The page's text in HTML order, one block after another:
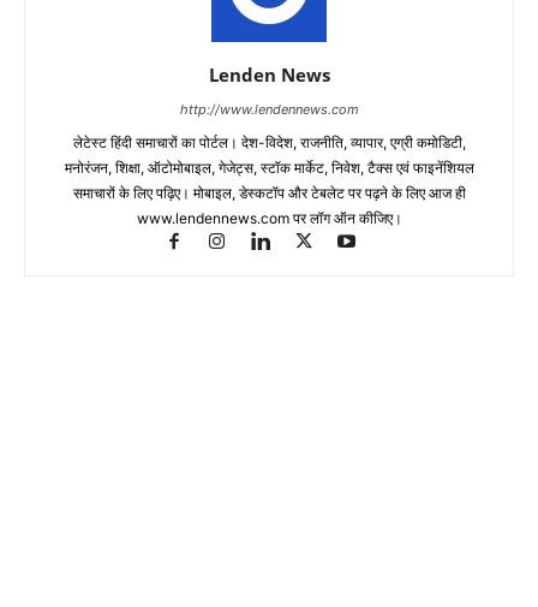
Lenden News
http://www.lendennews.com
लेटेस्ट हिंदी समाचारों का पोर्टल। देश-विदेश, राजनीति, व्यापार, एग्री कमोडिटी,
मनोरंजन, शिक्षा, ऑटोमोबाइल, गेजेट्स, स्टॉक मार्केट, निवेश, टैक्स एवं फाइनेंशियल
समाचारों के लिए पढ़िए। मोबाइल, डेस्कटॉप और टेबलेट पर पढ़ने के लिए आज ही
www.lendennews.com पर लॉग ऑन कीजिए।